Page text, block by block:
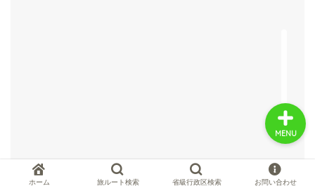
ホーム 旅ルート検索 省級行政区検索 お問い合わせ
MENU